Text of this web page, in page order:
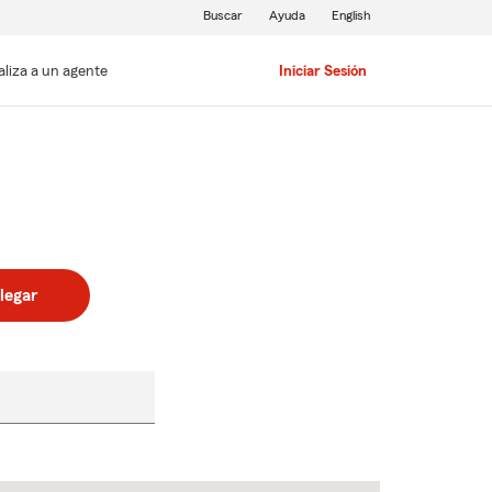
a un agente Iniciar Sesión
Buscar Ayuda English